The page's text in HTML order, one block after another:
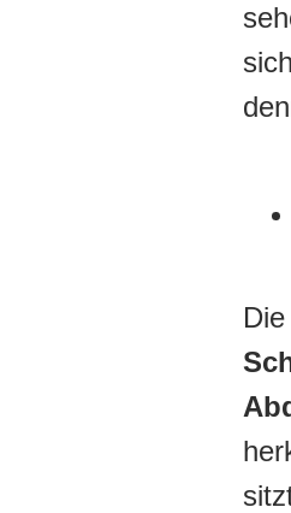
Die